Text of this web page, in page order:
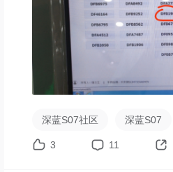
试试了，没想到6小时我就
(2)正式牌照也很快，周一
深蓝S07社区 深蓝S07
3 11